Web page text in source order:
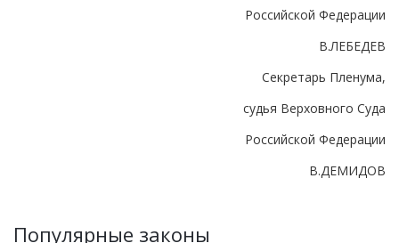
Российской Федерации
В.ЛЕБЕДЕВ
Секретарь Пленума,
судья Верховного Суда
Российской Федерации
В.ДЕМИДОВ
Популярные законы